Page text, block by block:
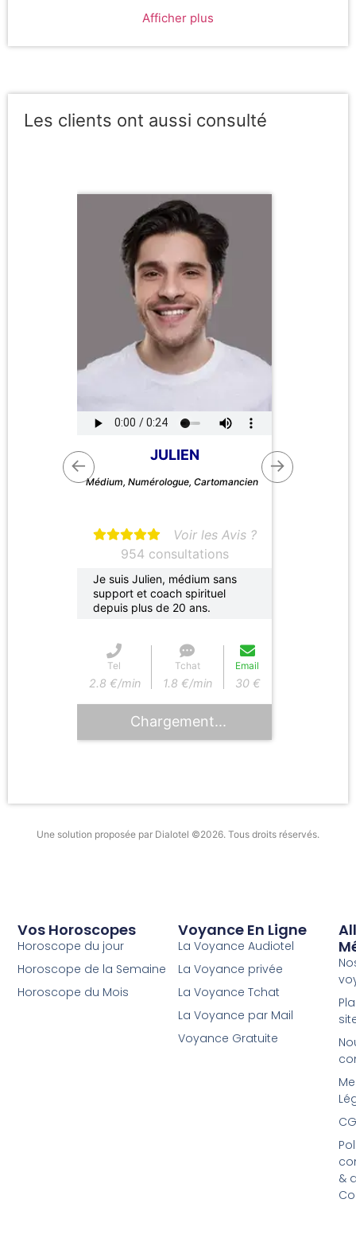
Afficher plus
Les clients ont aussi consulté
JULIEN
Médium, Numérologue, Cartomancien
Voir les Avis ?
954 consultations
Je suis Julien, médium sans
support et coach spirituel
depuis plus de 20 ans.
Tel
2.8 €/min
Tchat
1.8 €/min
Email
30 €
Chargement...
← →
Une solution proposée par Dialotel ©2026. Tous droits réservés.
Voyance En Ligne
La Voyance Audiotel
La Voyance privée
La Voyance Tchat
La Voyance par Mail
Voyance Gratuite
Vos Horoscopes
Horoscope du jour
Horoscope de la Semaine
Horoscope du Mois
&